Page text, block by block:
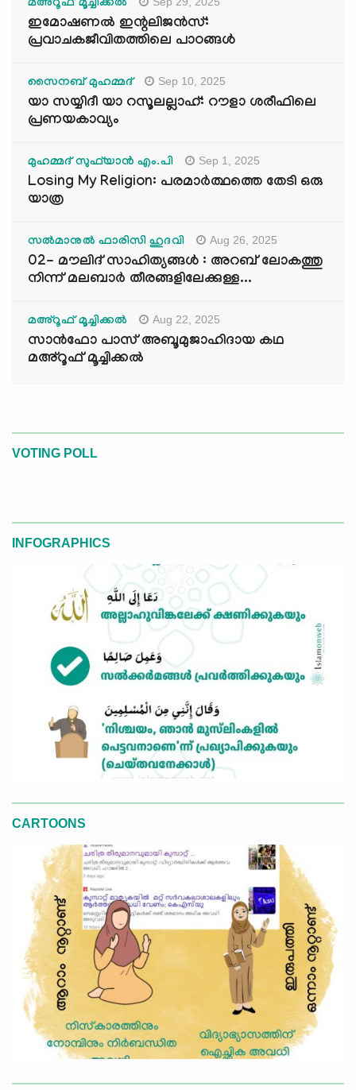
മഅ്റൂഫ് മൂച്ചിക്കല്‍
ഇമോഷണൽ ഇന്റലിജൻസ്:
പ്രവാചകജീവിതത്തിലെ പാഠങ്ങൾ
സൈനബ് മുഹമ്മദ് Sep 10, 2025
യാ സയ്യിദീ യാ റസൂലല്ലാഹ്: റൗളാ ശരീഫിലെ
പ്രണയകാവ്യം
മുഹമ്മദ് സുഫ്‌യാൻ എം.പി Sep 1, 2025
Losing My Religion: പരമാർത്ഥത്തെ തേടി ഒരു
യാത്ര
സൽമാനുൽ ഫാരിസി ഹുദവി Aug 26, 2025
02- മൗലിദ് സാഹിത്യങ്ങൾ : അറബ് ലോകത്തു
നിന്ന് മലബാർ തീരങ്ങളിലേക്കുള്ള...
മഅ്റൂഫ് മൂച്ചിക്കല്‍ Aug 22, 2025
സാൻഫോ പാസ് അബൂമുജാഹിദായ കഥ
മഅ്റൂഫ് മൂച്ചിക്കല്‍
VOTING POLL
INFOGRAPHICS
CARTOONS